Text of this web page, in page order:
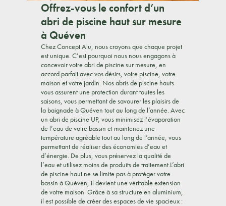
Offrez-vous le confort d’un
abri de piscine haut sur mesure
à Quéven
Chez Concept Alu, nous croyons que chaque projet
est unique. C’est pourquoi nous nous engagons à
concevoir votre abri de piscine sur mesure, en
accord parfait avec vos désirs, votre piscine, votre
maison et votre jardin. Nos abris de piscine hauts
vous assurent une protection durant toutes les
saisons, vous permettant de savourer les plaisirs de
la baignade à Quéven tout au long de l’année. Avec
un abri de piscine UP, vous minimisez l’évaporation
de l’eau de votre bassin et maintenez une
température agréable tout au long de l’année, vous
permettant de réaliser des économies d’eau et
d’énergie. De plus, vous préservez la qualité de
l’eau et utilisez moins de produits de traitement.L’abri
de piscine haut ne se limite pas à protéger votre
bassin à Quéven, il devient une véritable extension
de votre maison. Grâce à sa structure en aluminium,
il est possible de créer des espaces de vie spacieux :